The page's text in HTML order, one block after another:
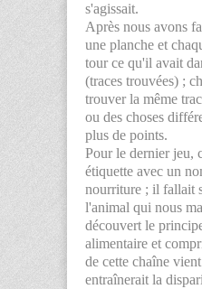
s'agissait.
Après nous avons
une planche et
tour ce qu'il avait
(traces trouvées) ;
trouver la même
ou des choses
plus de points.
Pour le dernier jeu,
étiquette avec un
nourriture ; il fallait
l'animal qui nous
découvert le
alimentaire et
de cette chaîne
entraînerait la